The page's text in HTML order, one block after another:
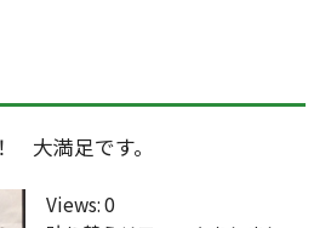
大満足です。
Views: 0